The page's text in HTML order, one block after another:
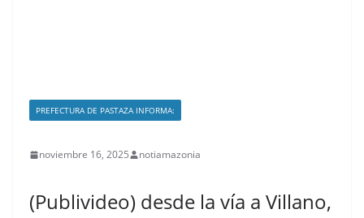
PREFECTURA DE PASTAZA INFORMA:
noviembre 16, 2025 notiamazonia
(Publivideo) desde la vía a Villano,